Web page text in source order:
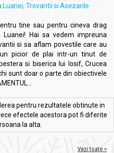
Luanei, Trovantii si Asezarile
tine sau pentru cineva drag
Luanei! Hai sa vedem impreuna
si sa aflam povestile care au
picior de plai intr-un tinut de
si biserica lui Iosif, Crucea
sunt doar o parte din obiectivele
pentru rezultatele obtinute in
efectele acestora pot fi diferite
la alta.
Vezi toate >